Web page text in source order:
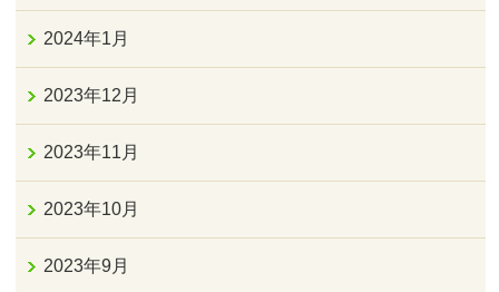
2024年1月
2023年12月
2023年11月
2023年10月
2023年9月